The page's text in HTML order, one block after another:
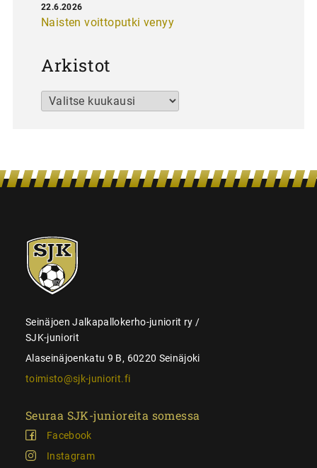
Naisten voittoputki venyy
22.6.2026
Arkistot
Arkistot
SJK-
juniorit
Seinäjoen Jalkapallokerho-juniorit ry /
SJK-juniorit
Alaseinäjoenkatu 9 B, 60220 Seinäjoki
toimisto@sjk-juniorit.fi
Seuraa SJK-junioreita somessa
Facebook
Instagram